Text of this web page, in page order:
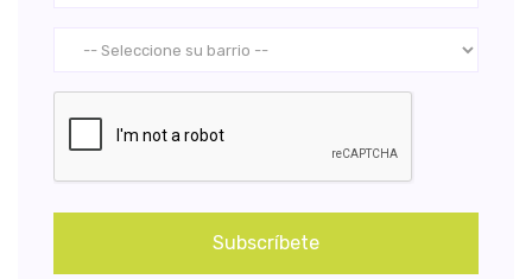
Subscríbete